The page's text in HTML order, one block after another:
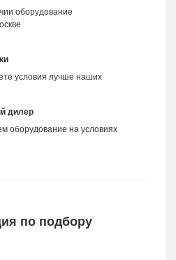
оборудование
условия лучше наших
дилер
оборудование на условиях
по подбору